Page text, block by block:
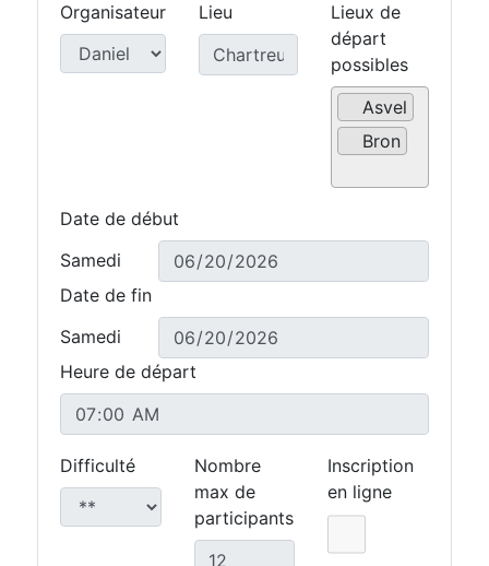
Organisateur Lieu
Lieux de
départ
possibles
Asvel
Bron
Date de début
Samedi
Date de fin
Samedi
Heure de départ
Difficulté
Nombre
max de
participants
Inscription
en ligne